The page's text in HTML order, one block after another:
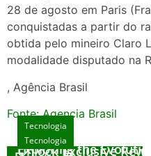
28 de agosto em Paris
conquistadas a partir do
obtida pelo mineiro Claro
modalidade disputado na
, Agência Brasil
Fonte: Agencia Brasil
Tecnologia
Exploring the
Tecnologia
Unlock Exclusive
Tecnologia